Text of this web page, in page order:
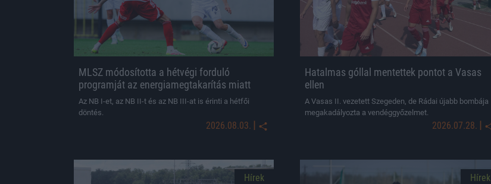
MLSZ módosította a hétvégi forduló
programját az energiamegtakarítás miatt
Az NB I-et, az NB II-t és az NB III-at is érinti a hétfői
döntés.
2026.08.03. |
Hatalmas góllal mentettek pontot a Vasas
ellen
A Vasas II. vezetett Szegeden, de Rádai újabb bombája
megakadályozta a vendéggyőzelmet.
2026.07.28. |
Hírek Hírek